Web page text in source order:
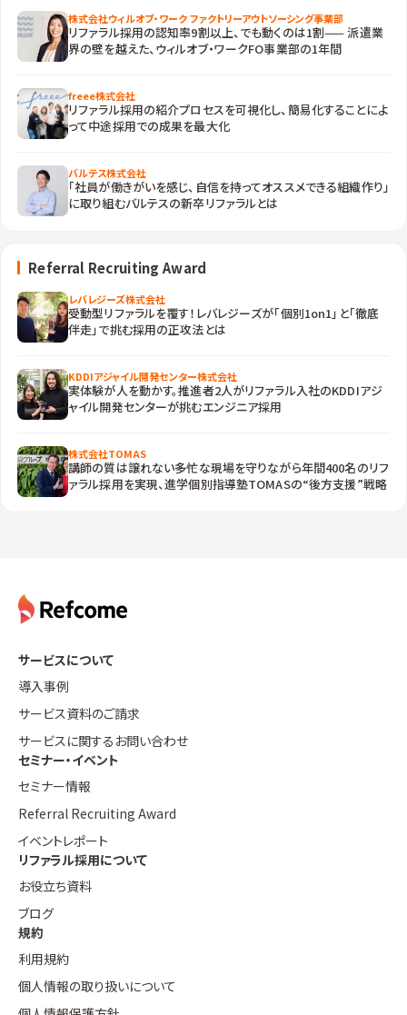
株式会社ウィルオブ・ワーク ファクトリーアウトソーシング事業部
リファラル採用の認知率9割以上、でも動くのは1割—— 派遣業
界の壁を越えた、ウィルオブ・ワークFO事業部の1年間
freee株式会社
リファラル採用の紹介プロセスを可視化し、簡易化することによ
って中途採用での成果を最大化
バルテス株式会社
「社員が働きがいを感じ、自信を持ってオススメできる組織作り」
に取り組むバルテスの新卒リファラルとは
Referral Recruiting Award
レバレジーズ株式会社
受動型リファラルを覆す！レバレジーズが「個別1on1」と「徹底
伴走」で挑む採用の正攻法とは
KDDIアジャイル開発センター株式会社
実体験が人を動かす。推進者2人がリファラル入社のKDDIアジ
ャイル開発センターが挑むエンジニア採用
株式会社TOMAS
講師の質は譲れない――多忙な現場を守りながら年間400名のリフ
ァラル採用を実現、進学個別指導塾TOMASの“後方支援”戦略
サービスについて
導入事例
サービス資料のご請求
サービスに関するお問い合わせ
セミナー・イベント
セミナー情報
Referral Recruiting Award
イベントレポート
リファラル採用について
お役立ち資料
ブログ
規約
利用規約
個人情報の取り扱いについて